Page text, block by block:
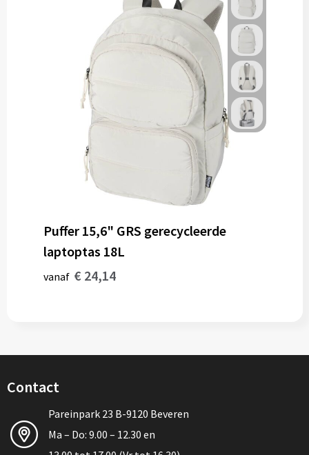
Puffer 15,6" GRS gerecycleerde
laptoptas 18L
vanaf € 24,14
Contact
Pareinpark 23 B-9120 Beveren
Ma – Do: 9.00 – 12.30 en